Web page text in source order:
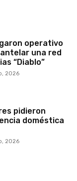
operativo
una red
“Diablo”
2026
pidieron
doméstica
2026